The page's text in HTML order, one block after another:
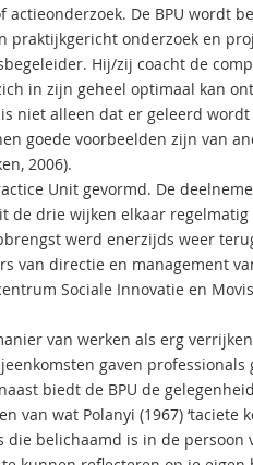
De BPU wordt
praktijkgericht onderzoek en
Hij/zij coacht de
in zijn geheel optimaal kan
niet alleen dat er geleerd
goede voorbeelden zijn van
2006).
Unit gevormd. De
de drie wijken elkaar
werd enerzijds weer
van directie en management
Sociale Innovatie en
van werken als erg
gaven
biedt de BPU de
van wat Polanyi (1967)
die belichaamd is in de